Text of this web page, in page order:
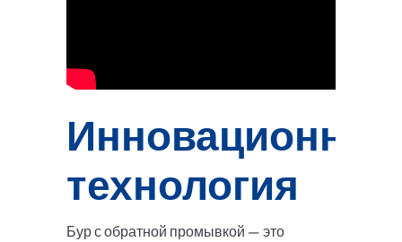
Инновационная
технология
Бур с обратной промывкой — это